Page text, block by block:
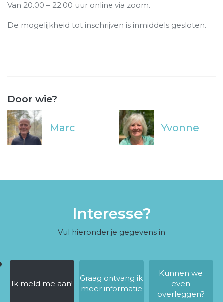
Van 20.00 – 22.00 uur online via zoom.
De mogelijkheid tot inschrijven is inmiddels gesloten.
Door wie?
Marc Yvonne
Interesse?
Vul hieronder je gegevens in
Ik meld me aan!
Graag ontvang ik
meer informatie
Kunnen we
even
overleggen?